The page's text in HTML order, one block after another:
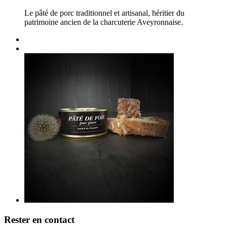
Le pâté de porc traditionnel et artisanal, héritier du
patrimoine ancien de la charcuterie Aveyronnaise.
Rester en contact